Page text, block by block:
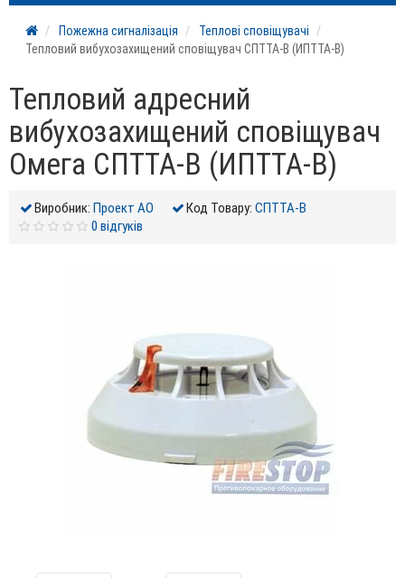
Пожежна сигналізація
Теплові сповіщувачі
Тепловий вибухозахищений сповіщувач СПТТА-В (ИПТТА-В)
Тепловий адресний
вибухозахищений сповіщувач
Омега СПТТА-В (ИПТТА-В)
Виробник: Проект АО Код Товару: СПТТА-В
0 відгуків